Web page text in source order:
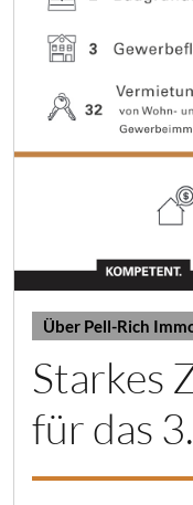
Über Pell-Rich
Starkes
für das